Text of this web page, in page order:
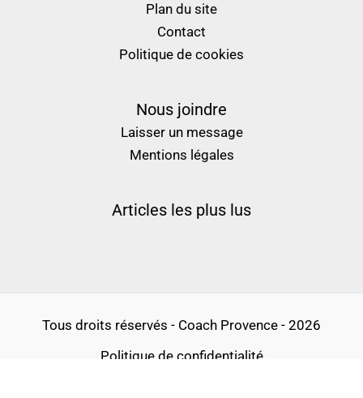
Plan du site
Contact
Politique de cookies
Nous joindre
Laisser un message
Mentions légales
Articles les plus lus
Tous droits réservés - Coach Provence - 2026
Politique de confidentialité